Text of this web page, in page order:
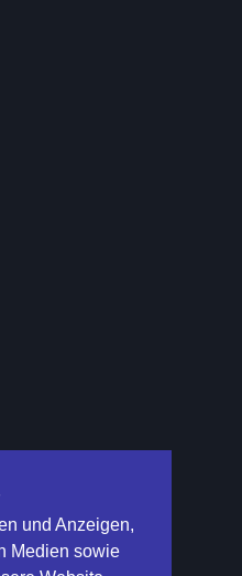
und Anzeigen,
Medien sowie